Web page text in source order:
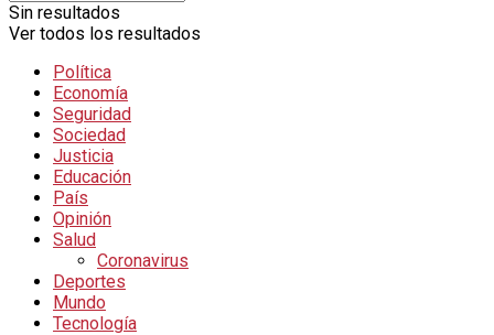
Sin resultados
Ver todos los resultados
Política
Economía
Seguridad
Sociedad
Justicia
Educación
País
Opinión
Salud
Coronavirus
Deportes
Mundo
Tecnología